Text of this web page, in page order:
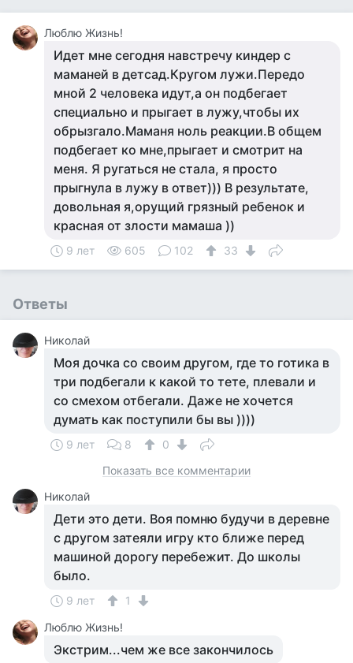
Люблю Жизнь!
Идет мне сегодня навстречу киндер с
маманей в детсад.Кругом лужи.Передо
мной 2 человека идут,а он подбегает
специально и прыгает в лужу,чтобы их
обрызгало.Маманя ноль реакции.В общем
подбегает ко мне,прыгает и смотрит на
меня. Я ругаться не стала, я просто
прыгнула в лужу в ответ))) В результате,
довольная я,орущий грязный ребенок и
красная от злости мамаша ))
9 лет 605 102 33
Ответы
Николай
Моя дочка со своим другом, где то готика в
три подбегали к какой то тете, плевали и
со смехом отбегали. Даже не хочется
думать как поступили бы вы ))))
9 лет 8
0
Показать все комментарии
Николай
Дети это дети. Воя помню будучи в деревне
с другом затеяли игру кто ближе перед
машиной дорогу перебежит. До школы
было.
9 лет
1
Люблю Жизнь!
Экстрим...чем же все закончилось